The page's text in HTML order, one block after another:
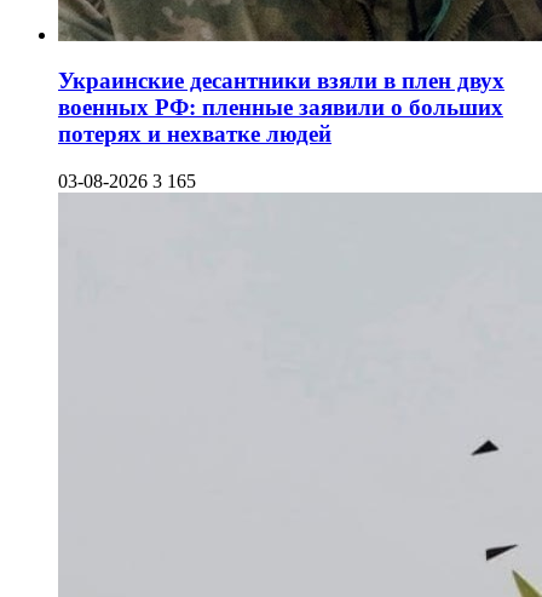
Украинские десантники взяли в плен двух
военных РФ: пленные заявили о больших
потерях и нехватке людей
03-08-2026 3 165